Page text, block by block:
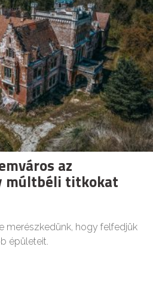
az
múltbéli titkokat
merészkedünk, hogy felfedjük
épületeit.